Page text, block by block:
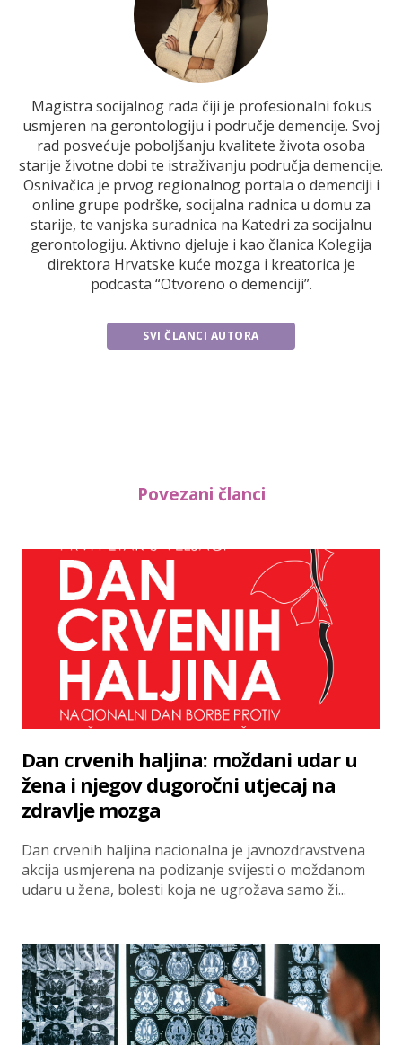
Magistra socijalnog rada čiji je profesionalni fokus
usmjeren na gerontologiju i područje demencije. Svoj
rad posvećuje poboljšanju kvalitete života osoba
starije životne dobi te istraživanju područja demencije.
Osnivačica je prvog regionalnog portala o demenciji i
online grupe podrške, socijalna radnica u domu za
starije, te vanjska suradnica na Katedri za socijalnu
gerontologiju. Aktivno djeluje i kao članica Kolegija
direktora Hrvatske kuće mozga i kreatorica je
podcasta “Otvoreno o demenciji”.
SVI ČLANCI AUTORA
Povezani članci
Dan crvenih haljina: moždani udar u
žena i njegov dugoročni utjecaj na
zdravlje mozga
Dan crvenih haljina nacionalna je javnozdravstvena
akcija usmjerena na podizanje svijesti o moždanom
udaru u žena, bolesti koja ne ugrožava samo ži...